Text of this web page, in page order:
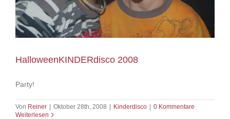
HalloweenKINDERdisco 2008
Party!
Von Reiner | Oktober 28th, 2008 | Kinderdisco | 0 Kommentare
Weiterlesen